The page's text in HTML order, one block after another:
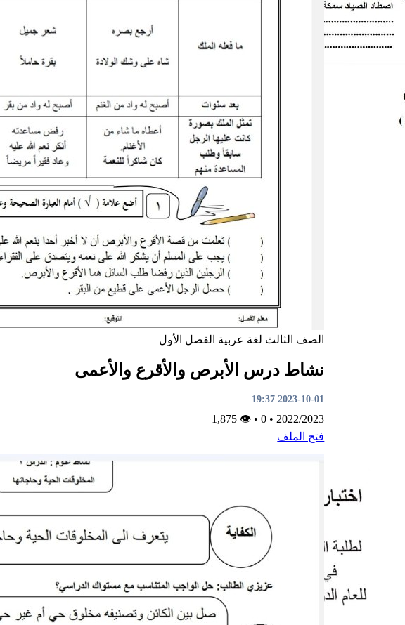
الصف الثالث لغة عربية الفصل الأول
نشاط درس الأبرص والأقرع والأعمى
2023-10-01 19:37
2022/2023
•
•
👁 1,875
فتح الملف